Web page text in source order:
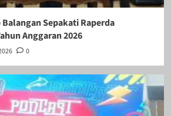
Balangan Sepakati Raperda
Anggaran 2026
0